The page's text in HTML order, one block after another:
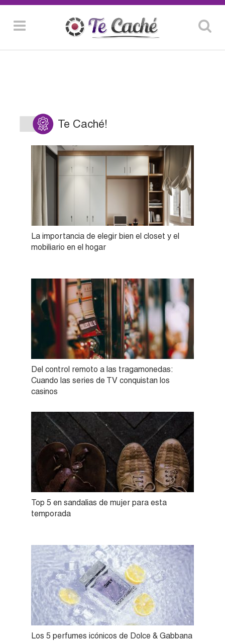
Te Caché!
La importancia de elegir bien el closet y el
mobiliario en el hogar
Del control remoto a las tragamonedas:
Cuando las series de TV conquistan los
casinos
Top 5 en sandalias de mujer para esta
temporada
Los 5 perfumes icónicos de Dolce & Gabbana